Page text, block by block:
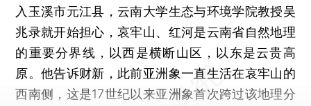
入玉溪市元江县，云南大学生态与环境学院教授吴
兆录就开始担心，哀牢山、红河是云南省自然地理
的重要分界线，以西是横断山区，以东是云贵高
原。他告诉财新，此前亚洲象一直生活在哀牢山的
西南侧，这是17世纪以来亚洲象首次跨过该地理分